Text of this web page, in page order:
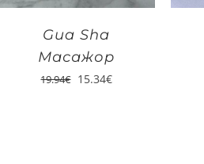
Gua Sha
Масажор
19.94€ 15.34€